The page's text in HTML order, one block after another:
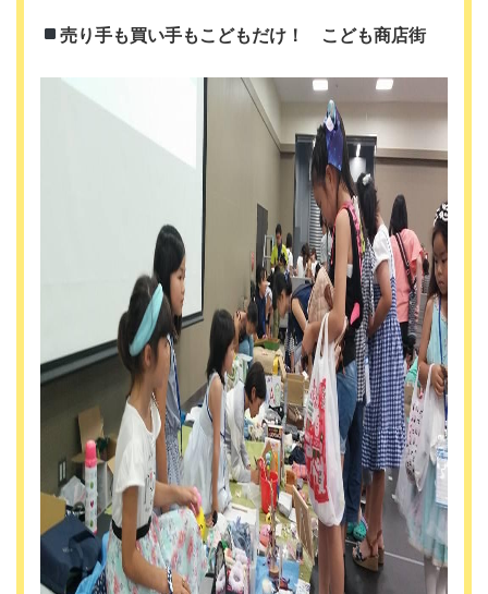
売り手も買い手もこどもだけ！ こども商店街